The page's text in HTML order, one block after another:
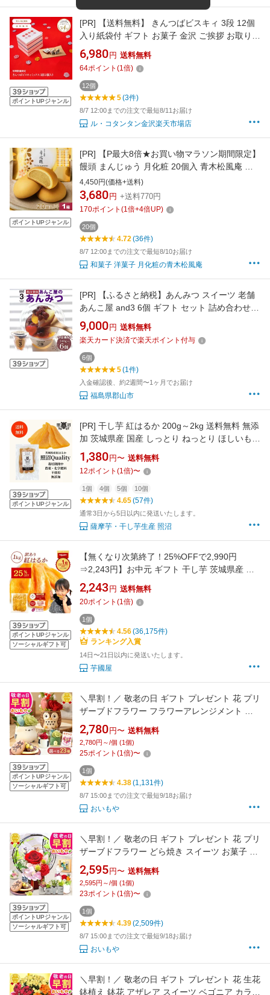
ポイントUPジャンル
[PR]
【送料無料】 きんつばビスキィ 3段 12個
入り紙袋付 ギフト お菓子 金沢 ご挨拶 お取り寄
せ スイーツ 内祝い 引き出物 誕生日 お中元 お
歳暮 手土産 プレゼント 法人ギフト 個包装 職人
手作り 縁起物 水引 おしゃれ 高級 詰め合わせ
贈り物 お祝い 結婚祝い 出産内祝
6,980 円 送料無料
64ポイント (1倍)
12個
5(3件)
8/7 12:00までの注文で最短8/11お届け
ル・コタンタン金沢楽天市場店
ポイントUPジャンル
[PR]
【P最大8倍★お買い物マラソン期間限定】
饅頭 まんじゅう 月化粧 20個入 青木松風庵 和
菓子 洋菓子 プレゼント 進物 贈り物 贈答用 大
阪土産 お菓子 プチギフト 菓子折り個包装 職場
4,450円(価格+送料)
3,680 円 +送料770円
170ポイント (1倍+4倍UP)
20個
4.72(36件)
8/7 12:00までの注文で最短8/10お届け
和菓子 洋菓子 月化粧の青木松風庵
[PR]
【ふるさと納税】あんみつ スイーツ 老舗
あんこ屋 and3 6個 ギフト セット 詰め合わせ
つぶあん 和菓子 和スイーツ おやつ スイーツ デ
ザート フルーツ 寒天 化粧箱 プレゼント 贈り物
福島 福島県 郡山市
9,000 円 送料無料
楽天カード決済で楽天ポイント付与
6個
5(1件)
入金確認後、約2週間〜1ヶ月でお届け
福島県郡山市
ポイントUPジャンル
[PR] 干し芋 紅はるか 200g～2kg 送料無料 無添
加 茨城県産 国産 しっとり ねっとり ほしいも
お中元 夏ギフト 暑中見舞い 帰省土産 冷やして
おいしい 自宅用 手土産 お取り寄せ 健康おやつ
低GI 食物繊維 腸活 照沼Quality
1,380 円〜 送料無料
12ポイント (1倍)〜
1個 4個 5個 10個
4.65(57件)
通常3日から5日以内に発送いたします。
薩摩芋・干し芋生産 照沼
ポイントUPジャンル
ソーシャルギフト可
【無くなり次第終了！25%OFFで2,990円
⇒2,243円】お中元 ギフト 干し芋 茨城県産 紅
はるか 訳あり 1kg 食べ物 和菓子 おやつ 送料無
料 国産 無添加 切り落とし さつまいも スイーツ
ダイエット お菓子 和スイーツ お祝い N1
2,243 円 送料無料
20ポイント (1倍)
1個
4.56(36,175件)
ランキング入賞
14日〜21日以内に発送いたします。
芋國屋
ポイントUPジャンル
ソーシャルギフト可
＼早割！／ 敬老の日 ギフト プレゼント 花 プリ
ザーブドフラワー フラワーアレンジメント 動
物 ふくろう シマエナガ 犬 スイーツ お菓子 和
菓子 花とお菓子 60代 70代 80代 90代 おじいち
ゃん おばあちゃん 孫 孫から 送料無料 おいもや
2,780 円〜 送料無料
2,780円～/個 (1個)
25ポイント (1倍)〜
1個
4.38(1,131件)
8/7 15:00までの注文で最短9/18お届け
おいもや
ポイントUPジャンル
ソーシャルギフト可
＼早割！／ 敬老の日 ギフト プレゼント 花 プリ
ザーブドフラワー どら焼き スイーツ お菓子 和
菓子 洋菓子 花とお菓子 ガラスドーム 枯れない
花 かわいい 60代 70代 80代 90代 おじいちゃん
おばあちゃん 孫 孫から 送料無料 おいもや
2,595 円〜 送料無料
2,595円～/個 (1個)
23ポイント (1倍)〜
1個
4.39(2,509件)
8/7 15:00までの注文で最短9/18お届け
おいもや
＼早割！／ 敬老の日 ギフト プレゼント 花 生花
鉢植え 鉢花 アザレア スイーツ ベゴニア カラン